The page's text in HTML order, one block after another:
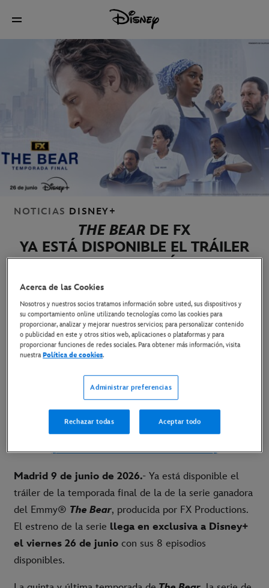
NOTICIAS DISNEY+
THE BEAR DE FX
YA ESTÁ DISPONIBLE EL TRÁILER
DE LA QUINTA Y ÚLTIMA
TEMPORADA
9 de junio de 2026
Copiar Artículo
La quinta y última temporada de la serie de FX
llega en exclusiva a Disney+ el 26 de junio
[LINK AL TRÁILER]
[LINK AL MATERIAL DISPONIBLE]
Madrid 9 de junio de 2026.- Ya está disponible el
tráiler de la temporada final de la de la serie ganadora
del Emmy® The Bear, producida por FX Productions.
El estreno de la serie llega en exclusiva a Disney+
el viernes 26 de junio con sus 8 episodios
disponibles.
Acerca de las Cookies
Nosotros y nuestros socios tratamos información sobre usted, sus dispositivos y
su comportamiento online utilizando tecnologías como las cookies para
proporcionar, analizar y mejorar nuestros servicios; para personalizar contenido
o publicidad en este y otros sitios web, aplicaciones o plataformas y para
proporcionar funciones de redes sociales. Para obtener más información, visita
nuestraPolítica de cookies.
Administrar preferencias
Rechazar todas Aceptar todo